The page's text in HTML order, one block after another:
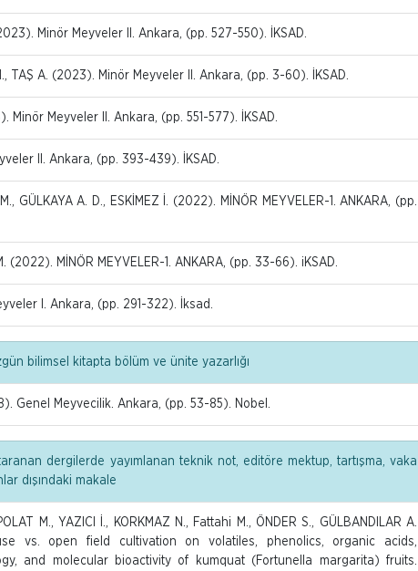
Minör Meyveler II. Ankara, (pp. 527-550). İKSAD.
TAŞ A. (2023). Minör Meyveler II. Ankara, (pp. 3-60). İKSAD.
Minör Meyveler II. Ankara, (pp. 551-577). İKSAD.
II. Ankara, (pp. 393-439). İKSAD.
GÜLKAYA A. D., ESKİMEZ İ. (2022). MİNÖR MEYVELER-1. ANKARA, (pp.
(2022). MİNÖR MEYVELER-1. ANKARA, (pp. 33-66). iKSAD.
I. Ankara, (pp. 291-322). İksad.
bilimsel kitapta bölüm ve ünite yazarlığı
Genel Meyvecilik. Ankara, (pp. 53-85). Nobel.
dergilerde yayımlanan teknik not, editöre mektup, tartışma, vaka
dışındaki makale
M., YAZICI İ., KORKMAZ N., Fattahi M., ÖNDER S., GÜLBANDILAR A.
vs. open field cultivation on volatiles, phenolics, organic acids,
and molecular bioactivity of kumquat (Fortunella margarita) fruits.